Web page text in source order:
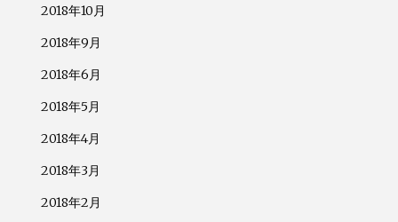
2018年10月
2018年9月
2018年6月
2018年5月
2018年4月
2018年3月
2018年2月